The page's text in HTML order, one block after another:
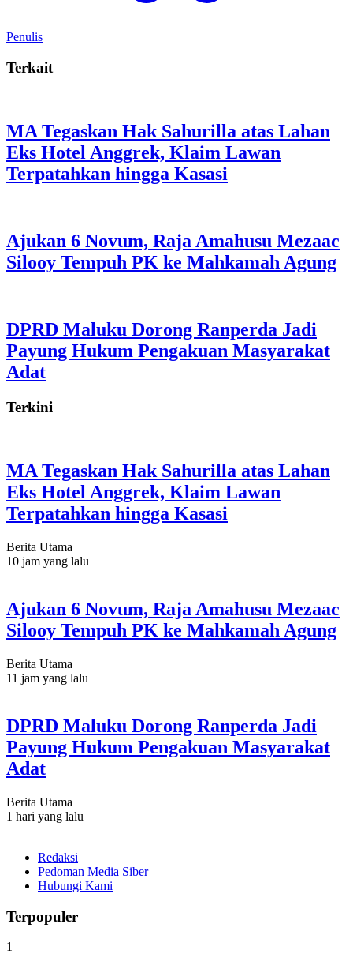
Penulis
Terkait
MA Tegaskan Hak Sahurilla atas Lahan
Eks Hotel Anggrek, Klaim Lawan
Terpatahkan hingga Kasasi
Ajukan 6 Novum, Raja Amahusu Mezaac
Silooy Tempuh PK ke Mahkamah Agung
DPRD Maluku Dorong Ranperda Jadi
Payung Hukum Pengakuan Masyarakat
Adat
Terkini
MA Tegaskan Hak Sahurilla atas Lahan
Eks Hotel Anggrek, Klaim Lawan
Terpatahkan hingga Kasasi
Berita Utama
10 jam yang lalu
Ajukan 6 Novum, Raja Amahusu Mezaac
Silooy Tempuh PK ke Mahkamah Agung
Berita Utama
11 jam yang lalu
DPRD Maluku Dorong Ranperda Jadi
Payung Hukum Pengakuan Masyarakat
Adat
Berita Utama
1 hari yang lalu
Redaksi
Pedoman Media Siber
Hubungi Kami
Terpopuler
1